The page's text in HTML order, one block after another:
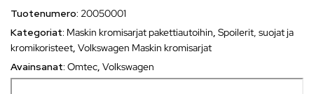
Tuotenumero: 20050001
Kategoriat: Maskin kromisarjat pakettiautoihin, Spoilerit, suojat ja
kromikoristeet, Volkswagen Maskin kromisarjat
Avainsanat: Omtec, Volkswagen